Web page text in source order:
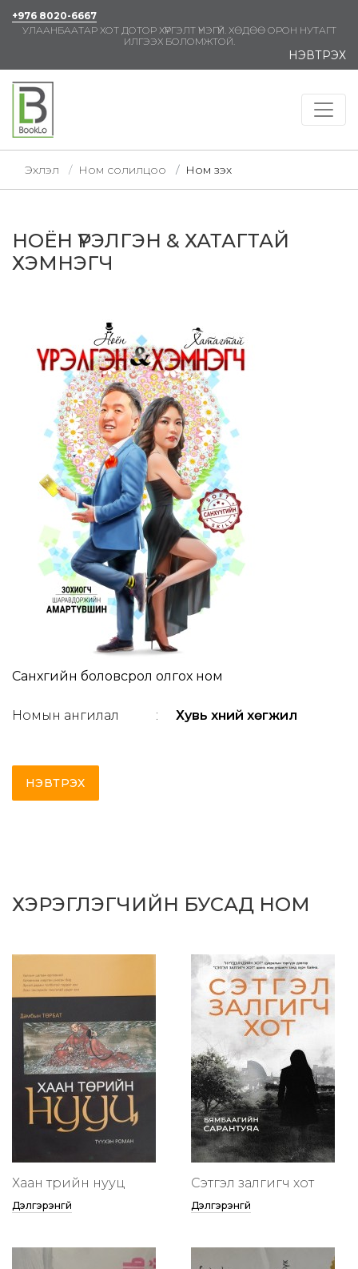
+976 8020-6667
УЛААНБААТАР ХОТ ДОТОР ХҮРГЭЛТ ҮНЭГҮЙ. ХӨДӨӨ ОРОН НУТАГТ
ИЛГЭЭХ БОЛОМЖТОЙ.
НЭВТРЭХ
Эхлэл Ном солилцоо Ном үзэх
НОЁН ҮРЭЛГЭН & ХАТАГТАЙ
ХЭМНЭГЧ
Санхүүгийн боловсрол олгох ном
Номын ангилал : Хувь хүний хөгжил
НЭВТРЭХ
ХЭРЭГЛЭГЧИЙН БУСАД НОМ
Хаан төрийн нууц
Дэлгэрэнгүй
Сэтгэл залгигч хот
Дэлгэрэнгүй